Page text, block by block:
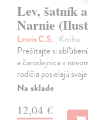
Lev, šatník
Narnie
Lewis C.S. | Kniha
Prečítajte si
a čarodejnica v
rodičia posielajú
Na sklade
12,04 €